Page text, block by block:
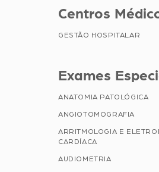
Centros
GESTÃO HOSPITALAR
Exames
ANATOMIA PATOLÓGICA
ANGIOTOMOGRAFIA
ARRITMOLOGIA E
CARDÍACA
AUDIOMETRIA